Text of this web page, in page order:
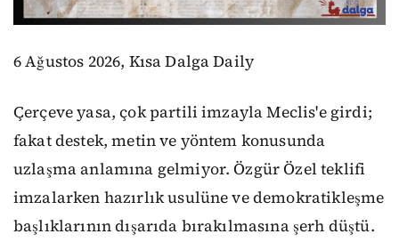
6 Ağustos 2026, Kısa Dalga Daily
Çerçeve yasa, çok partili imzayla Meclis'e girdi;
fakat destek, metin ve yöntem konusunda
uzlaşma anlamına gelmiyor. Özgür Özel teklifi
imzalarken hazırlık usulüne ve demokratikleşme
başlıklarının dışarıda bırakılmasına şerh düştü.